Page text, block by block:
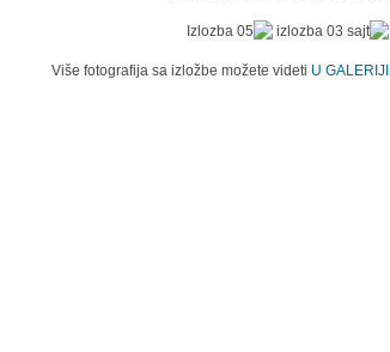
Više fotografija sa izložbe možete videti U GALERIJI